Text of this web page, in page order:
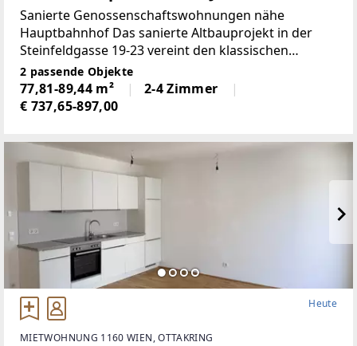
ZUSCHLAGEN
Sanierte Genossenschaftswohnungen nähe
Hauptbahnhof Das sanierte Altbauprojekt in der
Steinfeldgasse 19-23 vereint den klassischen
Charme historischer Architektur mit modernem
Wohnkomfort und überzeugt durch seine attraktive
zentrale Lage.Stilvolle
2 passende Objekte
77,81-89,44 m²
2-4 Zimmer
€ 737,65-897,00
Heute
MIETWOHNUNG 1160 WIEN, OTTAKRING